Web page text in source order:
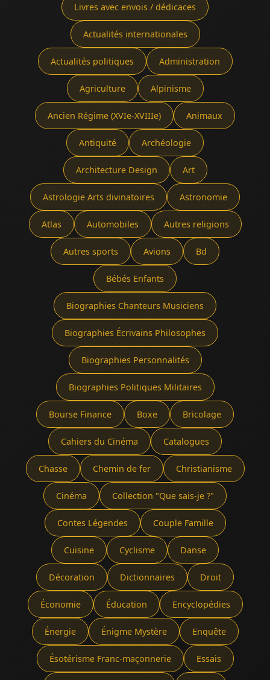
Livres avec envois / dédicaces
Actualités internationales
Actualités politiques Administration
Agriculture Alpinisme
Ancien Régime (XVIe-XVIIIe) Animaux
Antiquité Archéologie
Architecture Design Art
Astrologie Arts divinatoires Astronomie
Atlas Automobiles Autres religions
Autres sports Avions Bd
Bébés Enfants
Biographies Chanteurs Musiciens
Biographies Écrivains Philosophes
Biographies Personnalités
Biographies Politiques Militaires
Bourse Finance Boxe Bricolage
Cahiers du Cinéma Catalogues
Chasse Chemin de fer Christianisme
Cinéma Collection "Que sais-je ?"
Contes Légendes Couple Famille
Cuisine Cyclisme Danse
Décoration Dictionnaires Droit
Économie Éducation Encyclopédies
Énergie Énigme Mystère Enquête
Ésotérisme Franc-maçonnerie Essais